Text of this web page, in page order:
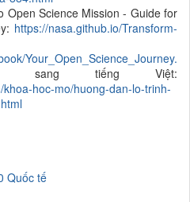
Open Science Mission - Guide for
https://nasa.github.io/Transform-
Your_Open_Science_Journey.
tiếng Việt:
hoc-mo/huong-dan-lo-trinh-
Quốc tế